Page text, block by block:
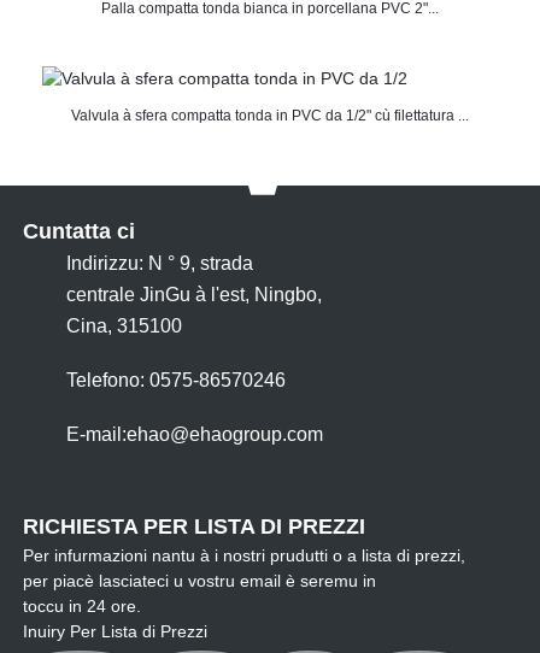
Palla compatta tonda bianca in porcellana PVC 2"...
Valvula à sfera compatta tonda in PVC da 1/2" cù filettatura ...
Cuntatta ci
Indirizzu: N ° 9, strada
centrale JinGu à l'est, Ningbo,
Cina, 315100
Telefono: 0575-86570246
E-mail:ehao@ehaogroup.com
RICHIESTA PER LISTA DI PREZZI
Per infurmazioni nantu à i nostri prudutti o a lista di prezzi,
per piacè lasciateci u vostru email è seremu in
toccu in 24 ore.
Inuiry Per Lista di Prezzi